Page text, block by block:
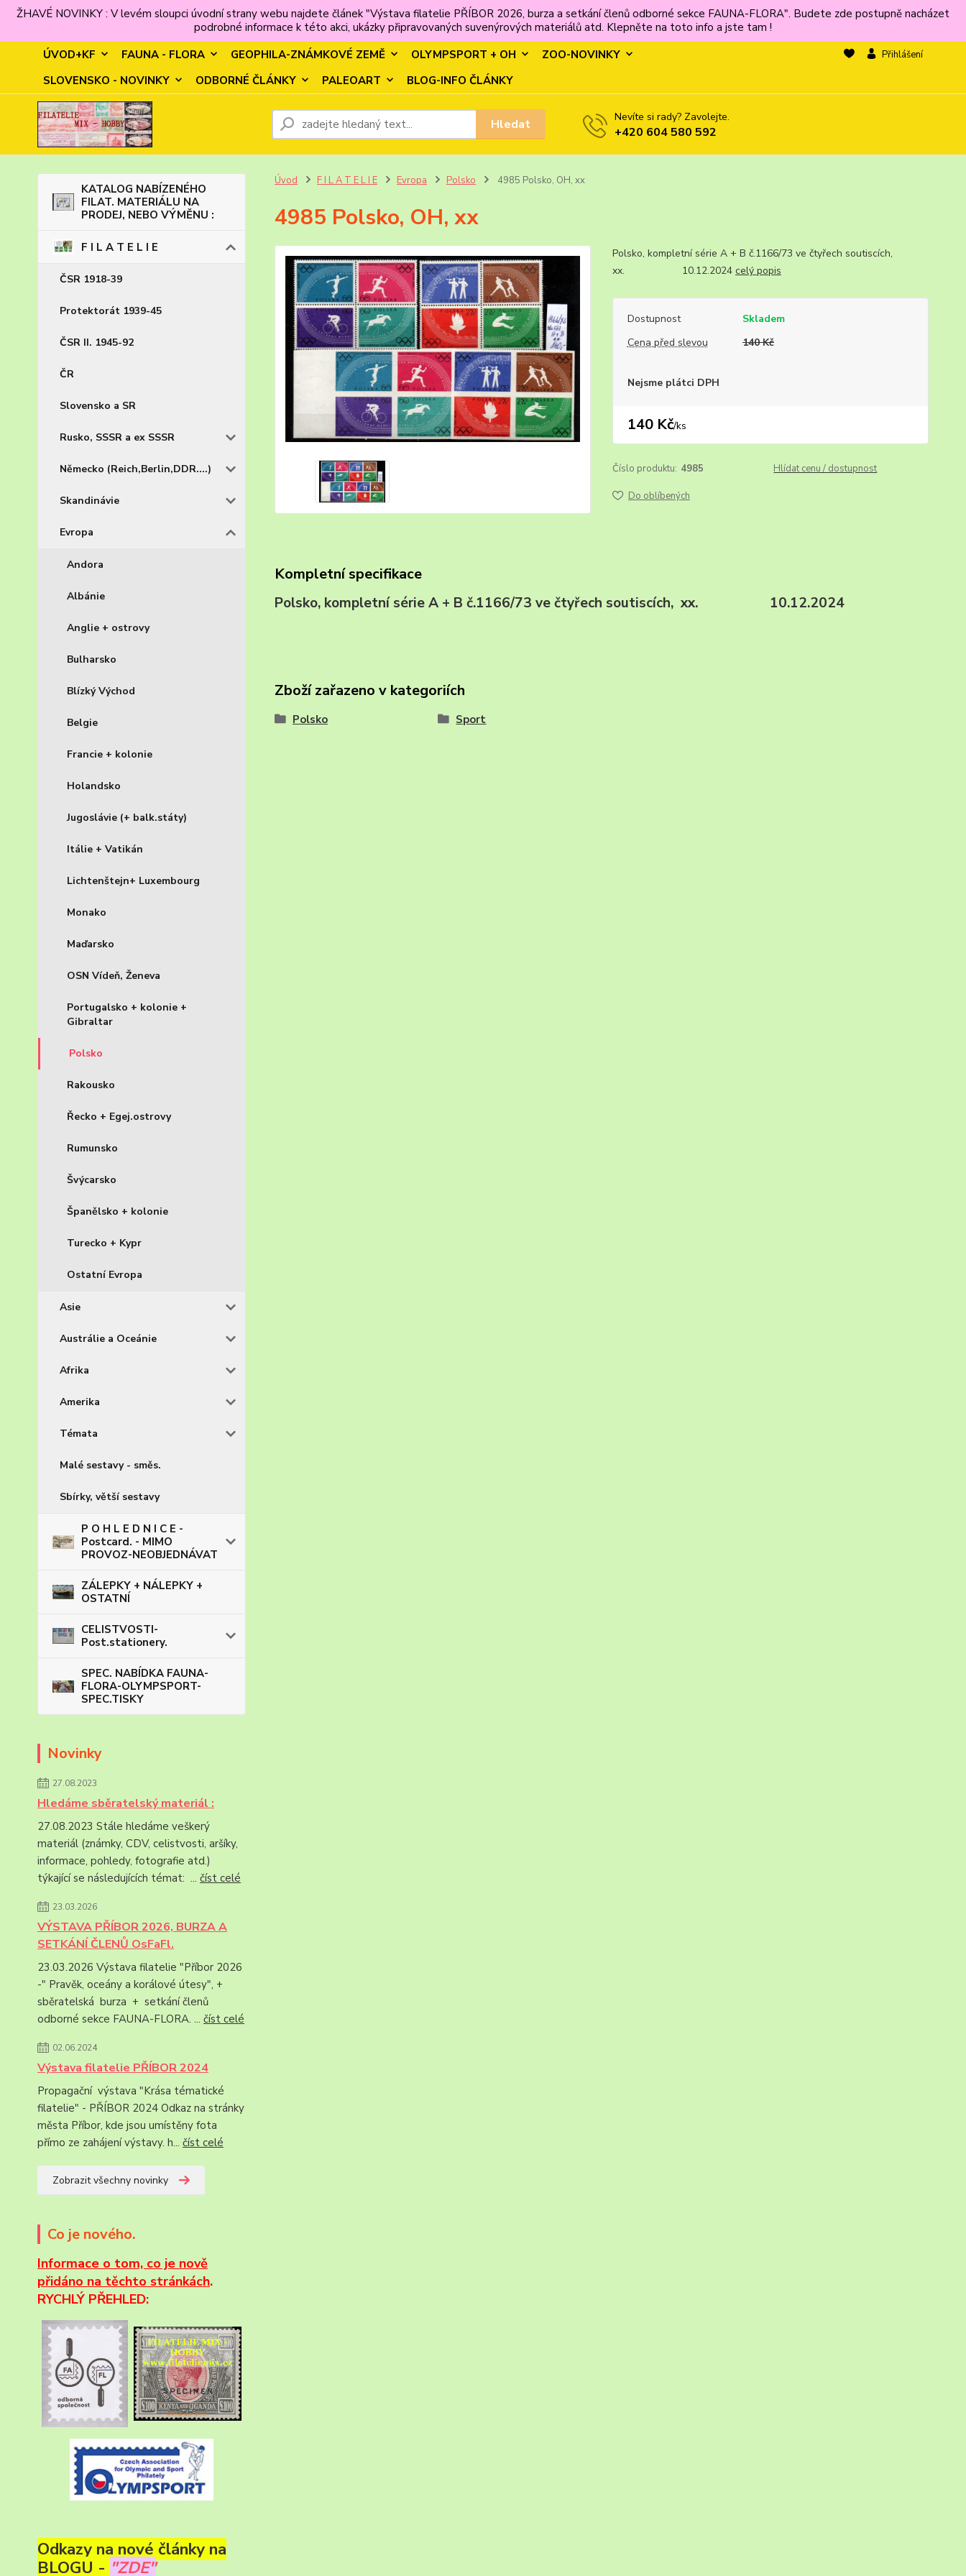
ŽHAVÉ NOVINKY : V levém sloupci úvodní strany webu najdete článek "Výstava filatelie PŘÍBOR 2026, burza a setkání členů odborné sekce FAUNA-FLORA". Budete zde postupně nacházet
podrobné informace k této akci, ukázky připravovaných suvenýrových materiálů atd. Klepněte na toto info a jste tam !
ÚVOD+KF
FAUNA - FLORA GEOPHILA-ZNÁMKOVÉ ZEMĚ OLYMPSPORT + OH
ZOO-NOVINKY
SLOVENSKO - NOVINKY
ODBORNÉ ČLÁNKY PALEOART BLOG-INFO ČLÁNKY
Přihlášení
Hledat Nevíte si rady? Zavolejte.
+420 604 580 592
KATALOG NABÍZENÉHO
FILAT. MATERIÁLU NA
PRODEJ, NEBO VÝMĚNU :
F I L A T E L I E
ČSR 1918-39
Protektorát 1939-45
ČSR II. 1945-92
ČR
Slovensko a SR
Rusko, SSSR a ex SSSR
Německo (Reich,Berlin,DDR....)
Skandinávie
Evropa
Andora
Albánie
Anglie + ostrovy
Bulharsko
Blízký Východ
Belgie
Francie + kolonie
Holandsko
Jugoslávie (+ balk.státy)
Itálie + Vatikán
Lichtenštejn+ Luxembourg
Monako
Maďarsko
OSN Vídeň, Ženeva
Portugalsko + kolonie +
Gibraltar
Polsko
Rakousko
Řecko + Egej.ostrovy
Rumunsko
Švýcarsko
Španělsko + kolonie
Turecko + Kypr
Ostatní Evropa
Asie
Austrálie a Oceánie
Afrika
Amerika
Témata
Malé sestavy - směs.
Sbírky, větší sestavy
P O H L E D N I C E -
Postcard. - MIMO
PROVOZ-NEOBJEDNÁVAT
ZÁLEPKY + NÁLEPKY +
OSTATNÍ
CELISTVOSTI-
Post.stationery.
SPEC. NABÍDKA FAUNA-
FLORA-OLYMPSPORT-
SPEC.TISKY
Novinky
27.08.2023
Hledáme sběratelský materiál :
27.08.2023 Stále hledáme veškerý
materiál (známky, CDV, celistvosti, aršíky,
informace, pohledy, fotografie atd.)
týkající se následujících témat: ... číst celé
23.03.2026
VÝSTAVA PŘÍBOR 2026, BURZA A
SETKÁNÍ ČLENŮ OsFaFl.
23.03.2026 Výstava filatelie "Příbor 2026
-" Pravěk, oceány a korálové útesy", +
sběratelská burza + setkání členů
odborné sekce FAUNA-FLORA. ... číst celé
02.06.2024
Výstava filatelie PŘÍBOR 2024
Propagační výstava "Krása tématické
filatelie" - PŘÍBOR 2024 Odkaz na stránky
města Příbor, kde jsou umístěny fota
přímo ze zahájení výstavy. h... číst celé
Zobrazit všechny novinky
Co je nového.
Informace o tom, co je nově
přidáno na těchto stránkách.
RYCHLÝ PŘEHLED:
Odkazy na nové články na
BLOGU - "ZDE"
Úvod F I L A T E L I E Evropa Polsko 4985 Polsko, OH, xx
4985 Polsko, OH, xx
Polsko, kompletní série A + B č.1166/73 ve čtyřech soutiscích,
xx. 10.12.2024 celý popis
Dostupnost
Skladem
Cena před slevou
140 Kč
Nejsme plátci DPH
140 Kč/ks
Číslo produktu: 4985 Hlídat cenu / dostupnost
Do oblíbených
Kompletní specifikace
Polsko, kompletní série A + B č.1166/73 ve čtyřech soutiscích, xx. 10.12.2024
Zboží zařazeno v kategoriích
Polsko Sport